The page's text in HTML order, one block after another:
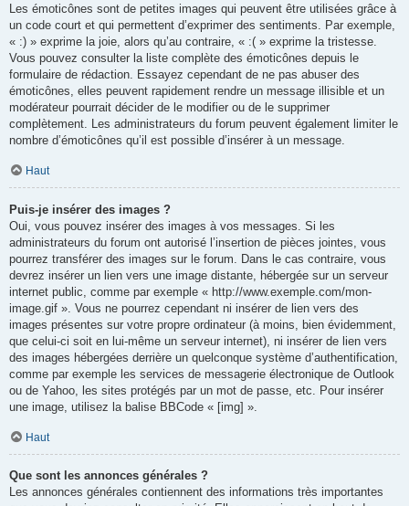
Les émoticônes sont de petites images qui peuvent être utilisées grâce à
un code court et qui permettent d’exprimer des sentiments. Par exemple,
« :) » exprime la joie, alors qu’au contraire, « :( » exprime la tristesse.
Vous pouvez consulter la liste complète des émoticônes depuis le
formulaire de rédaction. Essayez cependant de ne pas abuser des
émoticônes, elles peuvent rapidement rendre un message illisible et un
modérateur pourrait décider de le modifier ou de le supprimer
complètement. Les administrateurs du forum peuvent également limiter le
nombre d’émoticônes qu’il est possible d’insérer à un message.
Haut
Puis-je insérer des images ?
Oui, vous pouvez insérer des images à vos messages. Si les
administrateurs du forum ont autorisé l’insertion de pièces jointes, vous
pourrez transférer des images sur le forum. Dans le cas contraire, vous
devrez insérer un lien vers une image distante, hébergée sur un serveur
internet public, comme par exemple « http://www.exemple.com/mon-
image.gif ». Vous ne pourrez cependant ni insérer de lien vers des
images présentes sur votre propre ordinateur (à moins, bien évidemment,
que celui-ci soit en lui-même un serveur internet), ni insérer de lien vers
des images hébergées derrière un quelconque système d’authentification,
comme par exemple les services de messagerie électronique de Outlook
ou de Yahoo, les sites protégés par un mot de passe, etc. Pour insérer
une image, utilisez la balise BBCode « [img] ».
Haut
Que sont les annonces générales ?
Les annonces générales contiennent des informations très importantes